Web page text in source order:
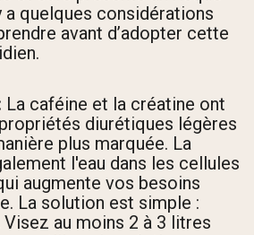
a quelques considérations
avant d’adopter cette
La caféine et la créatine ont
diurétiques légères
plus marquée. La
l'eau dans les cellules
augmente vos besoins
La solution est simple :
Visez au moins 2 à 3 litres